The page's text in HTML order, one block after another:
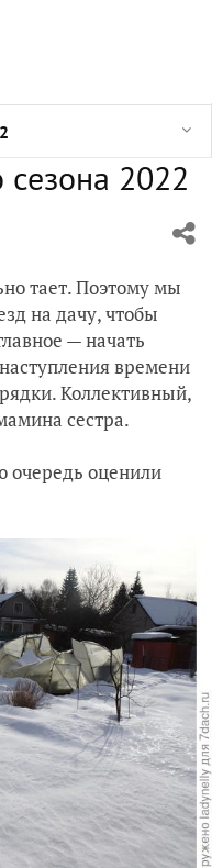
посевной
пересадка и первые
и на дачу хотят)
2022
тает. Поэтому мы
на дачу, чтобы
— начать
времени
Коллективный,
сестра.
очередь оценили